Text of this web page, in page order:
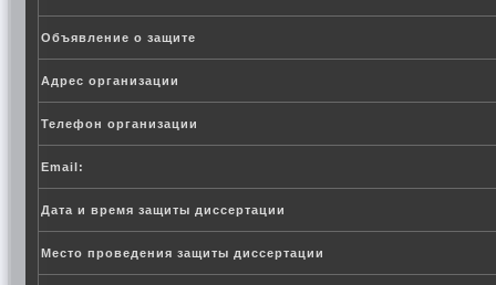
Объявление о защите
Адрес организации
Телефон организации
Email:
Дата и время защиты диссертации
Место проведения защиты диссертации